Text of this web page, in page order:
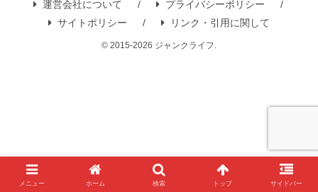
運営会社について
プライバシーポリシー
サイトポリシー
リンク・引用に関して
© 2015-2026 ジャンクライフ.
メニュー ホーム 検索 トップ サイドバー